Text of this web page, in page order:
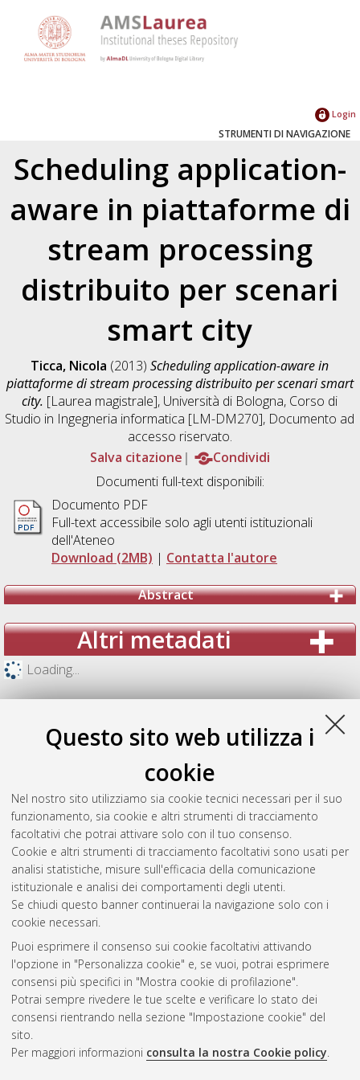
Questo sito web utilizza i
cookie
Nel nostro sito utilizziamo sia cookie tecnici necessari per il suo
funzionamento, sia cookie e altri strumenti di tracciamento
facoltativi che potrai attivare solo con il tuo consenso.
Cookie e altri strumenti di tracciamento facoltativi sono usati per
analisi statistiche, misure sull'efficacia della comunicazione
istituzionale e analisi dei comportamenti degli utenti.
Se chiudi questo banner continuerai la navigazione solo con i
cookie necessari.
Puoi esprimere il consenso sui cookie facoltativi attivando
l'opzione in "Personalizza cookie" e, se vuoi, potrai esprimere
consensi più specifici in "Mostra cookie di profilazione".
Potrai sempre rivedere le tue scelte e verificare lo stato dei
consensi rientrando nella sezione "Impostazione cookie" del
sito.
Per maggiori informazioni consulta la nostra Cookie policy.
Login
STRUMENTI DI NAVIGAZIONE
Scheduling application-
aware in piattaforme di
stream processing
distribuito per scenari
smart city
Ticca, Nicola (2013)Scheduling application-aware in
piattaforme di stream processing distribuito per scenari smart
city. [Laurea magistrale], Università di Bologna, Corso di
Studio in Ingegneria informatica [LM-DM270], Documento ad
accesso riservato.
Salva citazione
Condividi
Documenti full-text disponibili:
Documento PDF
Full-text accessibile solo agli utenti istituzionali
dell'Ateneo
Download (2MB) | Contatta l'autore
Abstract
Altri metadati
Loading...
Gestione del documento:
Atom
Rss 1.0
Rss 2.0
AMS Laurea